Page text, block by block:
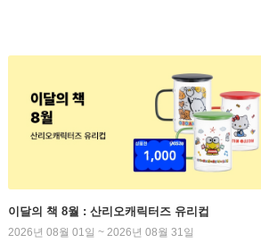
이달의 책 8월 : 산리오캐릭터즈 유리컵
2026년 08월 01일 ~ 2026년 08월 31일